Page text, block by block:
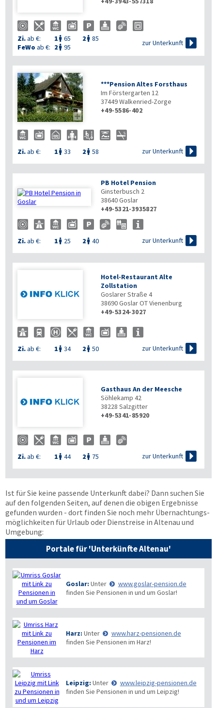
Zi.ab €: 1  65 2  85
FeWo ab €: 2  95
zur Unterkunft 

***Pension Altes Forsthaus
Im Förstergarten 12
37449Walkenried-Zorge
+49-5586-402
Zi.ab €: 1  33 2  58 zur Unterkunft 

PB Hotel Pension
Ginsterbusch 2
38640Goslar
+49-5321-3935827
Zi.ab €: 1  25 2  40 zur Unterkunft 
Hotel-Restaurant Alte
Zollstation
Goslarer Straße 4
38690Goslar OT Vienenburg
+49-5324-3027
Zi.ab €: 1  34 2  50 zur Unterkunft 
Gasthaus An der Meesche
Söhlekamp 42
38228 Salzgitter
+49-5341-85920
Zi.ab €: 1  44 2  75 zur Unterkunft 
Ist für Sie keine passende Unterkunft dabei? Dann suchen Sie
auf den folgenden Seiten, auf denen die obigen Ergebnisse
gefunden wurden - dort finden Sie noch mehr Übernachtungs­
möglichkeiten für Urlaub oder Dienstreise in Altenau und
Umgebung:
Portale für 'Unterkünfte Altenau'
Goslar: Unter
www.goslar-pension.de
finden Sie Pensionen in und um Goslar!
Harz: Unter
www.harz-pensionen.de
finden Sie Pensionen im Harz!
Leipzig: Unter
www.leipzig-pensionen.de
finden Sie Pensionen in und um Leipzig!